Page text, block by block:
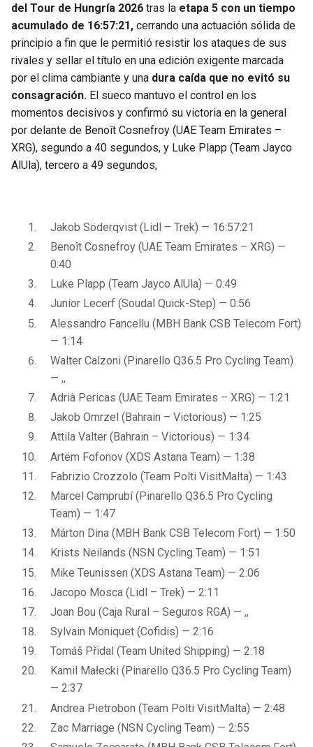
del Tour de Hungría 2026 tras la etapa 5 con un tiempo
acumulado de 16:57:21, cerrando una actuación sólida de
principio a fin que le permitió resistir los ataques de sus
rivales y sellar el título en una edición exigente marcada
por el clima cambiante y una dura caída que no evitó su
consagración. El sueco mantuvo el control en los
momentos decisivos y confirmó su victoria en la general
por delante de Benoît Cosnefroy (UAE Team Emirates –
XRG), segundo a 40 segundos, y Luke Plapp (Team Jayco
AlUla), tercero a 49 segundos,
Jakob Söderqvist (Lidl – Trek) — 16:57:21
Benoît Cosnefroy (UAE Team Emirates – XRG) —
0:40
Luke Plapp (Team Jayco AlUla) — 0:49
Junior Lecerf (Soudal Quick-Step) — 0:56
Alessandro Fancellu (MBH Bank CSB Telecom Fort)
— 1:14
Walter Calzoni (Pinarello Q36.5 Pro Cycling Team)
— ,,
Adrià Pericas (UAE Team Emirates – XRG) — 1:21
Jakob Omrzel (Bahrain – Victorious) — 1:25
Attila Valter (Bahrain – Victorious) — 1:34
Artëm Fofonov (XDS Astana Team) — 1:38
Fabrizio Crozzolo (Team Polti VisitMalta) — 1:43
Marcel Camprubí (Pinarello Q36.5 Pro Cycling
Team) — 1:47
Márton Dina (MBH Bank CSB Telecom Fort) — 1:50
Krists Neilands (NSN Cycling Team) — 1:51
Mike Teunissen (XDS Astana Team) — 2:06
Jacopo Mosca (Lidl – Trek) — 2:11
Joan Bou (Caja Rural – Seguros RGA) — ,,
Sylvain Moniquet (Cofidis) — 2:16
Tomáš Přidal (Team United Shipping) — 2:18
Kamil Małecki (Pinarello Q36.5 Pro Cycling Team)
— 2:37
Andrea Pietrobon (Team Polti VisitMalta) — 2:48
Zac Marriage (NSN Cycling Team) — 2:55